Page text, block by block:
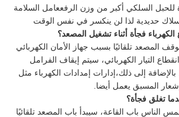
للحبل السلكي أكبر من وزن الرفععامل السلامة
حديدية لذا لن ينكسر في نفس الوقت
المصعد تلقائيًا بسبب جهاز الأمان الكهربائي
التيار الكهربائي، سيتم إيقاف الفرامل
بالإضافة إلى ذلك،إدارات إمدادات الكهرباء مثل
المسبق يعمل أيضا.
الناس باب القاعة، سيبدأ باب المصعد تلقائيًا